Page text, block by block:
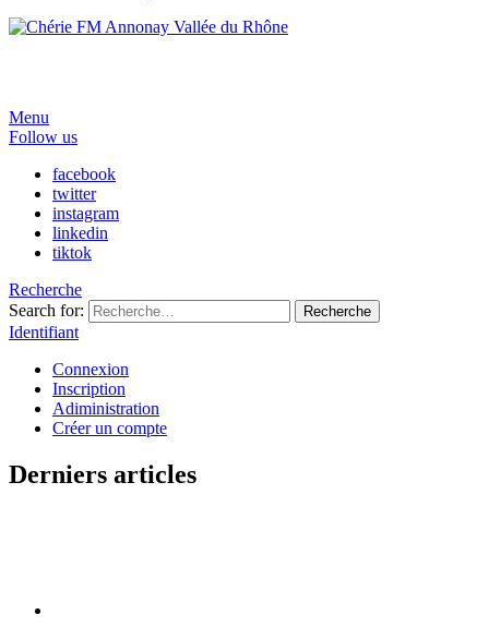
Menu
Follow us
facebook
twitter
instagram
linkedin
tiktok
Recherche
Search for:
Recherche
Identifiant
Connexion
Inscription
Adiministration
Créer un compte
Derniers articles